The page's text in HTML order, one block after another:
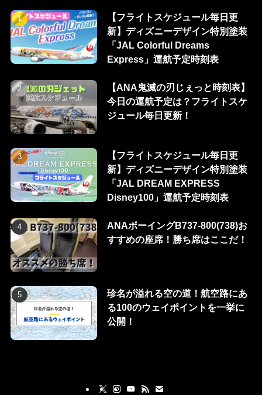
【フライトスケジュール毎日更
新】ディズニーデザイン特別塗装
「JAL Colorful Dreams
Express」運航予定時刻表
【ANA鬼滅の刃じぇっと時刻表】
今日の運航予定は？フライトスケ
ジュール毎日更新！
【フライトスケジュール毎日更
新】ディズニーデザイン特別塗装
「JAL DREAM EXPRESS
Disney100」運航予定時刻表
ANAボーイングB737-800(738)お
すすめの座席！勝ち席はここだ！
珍名が溢れる空の道！航空路にあ
る100のウェイポイントを一挙に
公開！